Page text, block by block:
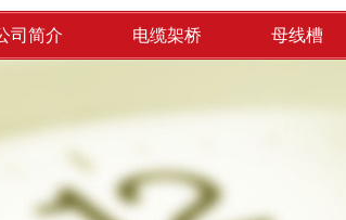
司简介 电缆架桥 母线槽